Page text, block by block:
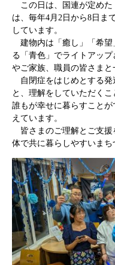
この日は、国連が定めた
は、毎年4月2日から8日ま
しています。
建物内は「癒し」「希望
る「青色」でライトアッ
やご家族、職員の皆さまと
自閉症をはじめとする発
と、理解をしていただく
誰もが幸せに暮らすこと
えています。
皆さまのご理解とご支援
体で共に暮らしやすいまち